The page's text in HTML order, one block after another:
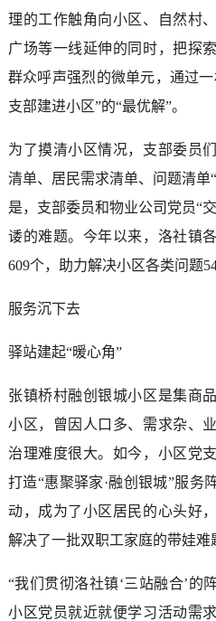
理的工作触角向小区、自然村
广场等一线延伸的同时，把探
群众呼声强烈的微单元，通过
支部建进小区”的“最优解”。
为了摸清小区情况，支部委员
清单、居民需求清单、问题清单
是，支部委员和物业公司党员“
诿的难题。今年以来，洛社镇
609个，助力解决小区各类问题
服务沉下去
驿站建起“暖心角”
张镇桥村融创银城小区是集商
小区，曾因人口多、需求杂、
治理难度很大。如今，小区党
打造“惠聚驿家·融创银城”服务
动，成为了小区居民的心头好
解决了一批双职工家庭的带娃难
“我们贯彻洛社镇‘三站融合’的
小区党员就近就便学习活动需